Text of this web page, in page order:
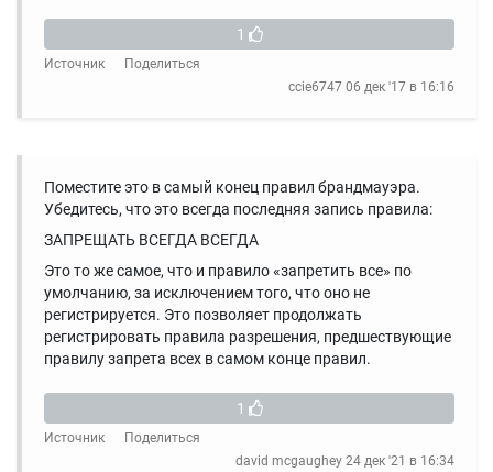
1
Источник
Поделиться
ccie6747 06 дек '17 в 16:16
Поместите это в самый конец правил брандмауэра.
Убедитесь, что это всегда последняя запись правила:
ЗАПРЕЩАТЬ ВСЕГДА ВСЕГДА
Это то же самое, что и правило «запретить все» по
умолчанию, за исключением того, что оно не
регистрируется. Это позволяет продолжать
регистрировать правила разрешения, предшествующие
правилу запрета всех в самом конце правил.
1
Источник
Поделиться
david mcgaughey 24 дек '21 в 16:34